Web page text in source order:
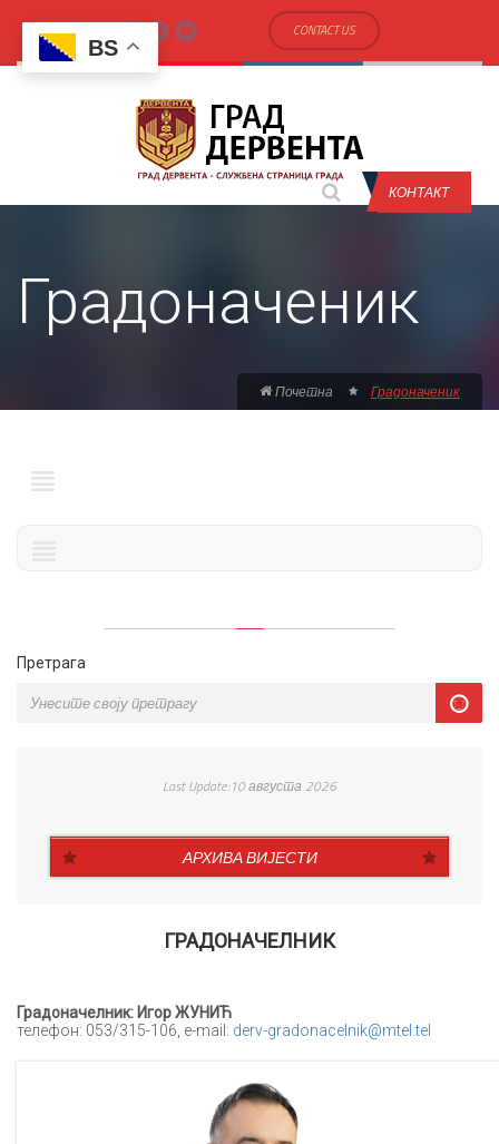
CONTACT US
КОНТАКТ
Градоначеник
Почетна Градоначеник
Претрага
Last Update:10 августа 2026
АРХИВА ВИЈЕСТИ
ГРАДОНАЧЕЛНИК
Градоначелник: Игор ЖУНИЋ
телефон: 053/315-106, e-mail: derv-gradonacelnik@mtel.tel
BS